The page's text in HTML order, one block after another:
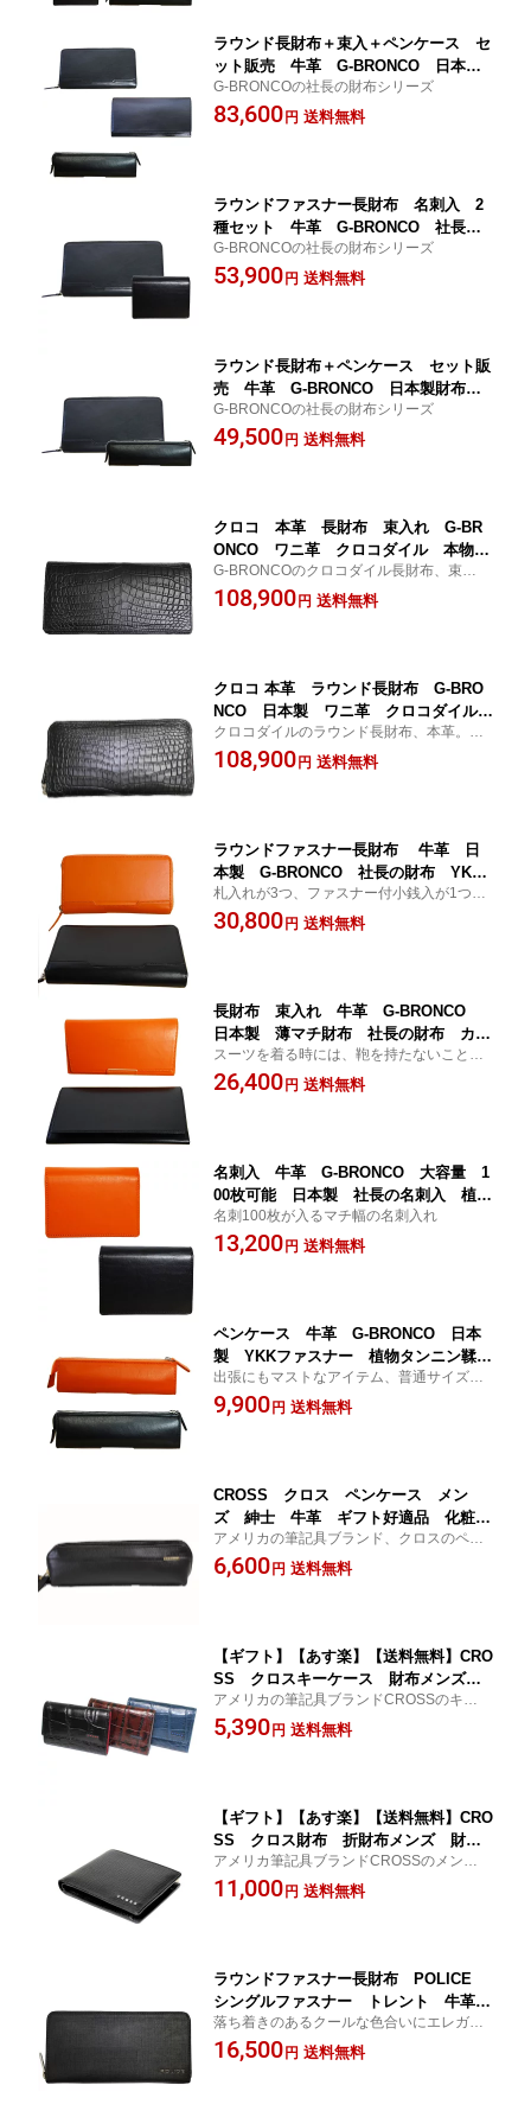
ラウンド長財布＋束入＋ペンケース セ
ット販売 牛革 G-BRONCO 日本製
財布 社長の財布 YKKファスナー使
用 植物タンニン鞣し革 ギフト好適
G-BRONCOの社長の財布シリーズ
83,600 円 送料無料
ラウンドファスナー長財布 名刺入 2
種セット 牛革 G-BRONCO 社長の
財布 日本製財布 YKKファスナー使
用 植物タンニン鞣し革 プレゼント
G-BRONCOの社長の財布シリーズ
53,900 円 送料無料
ラウンド長財布＋ペンケース セット販
売 牛革 G-BRONCO 日本製財布
社長の財布 YKKファスナー使用 植物
タンニン鞣し革 プレゼント クリスマ
G-BRONCOの社長の財布シリーズ
49,500 円 送料無料
クロコ 本革 長財布 束入れ G-BR
ONCO ワニ革 クロコダイル 本物志
向 最高級 日本製 Made in Japan
ギフト プレゼント 誕生日プレゼン
G-BRONCOのクロコダイル長財布、束入
れ。日本の職人が一つ一つ手作りした逸
品。日本製。一枚革を贅沢に使った一品。
108,900 円 送料無料
クロコ 本革 ラウンド長財布 G-BRO
NCO 日本製 ワニ革 クロコダイル
高級革 ギフト プレゼント 誕生日
父の日 本物志向 進物 記念品 Mad
クロコダイルのラウンド長財布、本革。G-
BRONCO初の財布はワニ革財布。1枚革か
ら1個しかとらない贅沢な作り。職人が一つ
108,900 円 送料無料
ラウンドファスナー長財布 牛革 日
本製 G-BRONCO 社長の財布 YKK
ファスナー カード入18枚 札入 コイ
ン入 植物タンニン鞣し革 出張用財
札入れが3つ、ファスナー付小銭入が1つ、
そしてカード入れは18枚がはいる、まさに
ジェットセッター向けのマルチな財布。
30,800 円 送料無料
長財布 束入れ 牛革 G-BRONCO
日本製 薄マチ財布 社長の財布 カー
ド入6枚 札入1 植物タンニン鞣し革
ギフト プレゼント 自分へのご褒美
スーツを着る時には、鞄を持たないことも
多く、そんな時は薄マチの束入れも必要に
なる。そこで、必要なお札と、最低限必要
26,400 円 送料無料
名刺入 牛革 G-BRONCO 大容量 1
00枚可能 日本製 社長の名刺入 植物
タンニン鞣し革 就職祝 社長就任祝
昇進祝 栄転祝 ギフト プレゼント
名刺100枚が入るマチ幅の名刺入れ
13,200 円 送料無料
ペンケース 牛革 G-BRONCO 日本
製 YKKファスナー 植物タンニン鞣し
革 ギフト プレゼント 就職祝 入学
祝 卒業祝 821031
出張にもマストなアイテム、普通サイズの
ボールペン約10本入るペンケース
9,900 円 送料無料
CROSS クロス ペンケース メン
ズ 紳士 牛革 ギフト好適品 化粧箱
付 あす楽 送料無料
アメリカの筆記具ブランド、クロスのペン
ケース。ソフトな牛革製。
6,600 円 送料無料
【ギフト】【あす楽】【送料無料】CRO
SS クロスキーケース 財布メンズ
財布小物 牛革 クロコダイル型押 高
級感 男の財布 アメリカブランド 筆
アメリカの筆記具ブランドCROSSのキーケ
ース。クロコ型押牛革製で高級感があり、
ギフトにピッタリ！
5,390 円 送料無料
【ギフト】【あす楽】【送料無料】CRO
SS クロス財布 折財布メンズ 財布
メンズ 小銭入れあり 牛革 高級 ア
メリカブランド クロスボールペン カ
アメリカ筆記具ブランドCROSSのメンズ折
財布 小銭入れあり。牛革製で高級感があ
り、ギフトにピッタリ！
11,000 円 送料無料
ラウンドファスナー長財布 POLICE
シングルファスナー トレント 牛革
型 クール エレガント 束入れ 小銭
入れ付 傷がつきにくい 長持ち ギフ
落ち着きのあるクールな色合いにエレガン
トな印象を与えるディテールが、妖艶な大
人を感じさせます。多様化するウォレット
16,500 円 送料無料